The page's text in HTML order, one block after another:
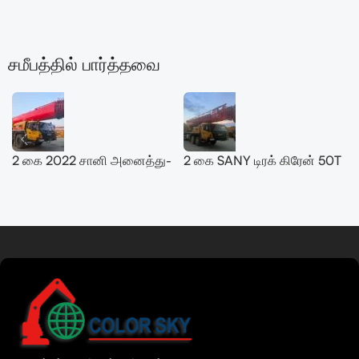
சமீபத்தில் பார்த்தவை
2 கை 2022 சானி அனைத்து-
2 கை SANY டிரக் கிரேன் 50T
Bengali
Urdu